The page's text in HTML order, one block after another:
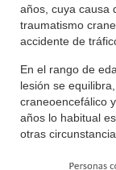
años, cuya causa
traumatismo
accidente de
En el rango de
lesión se
craneoencefálico
años lo habitual
otras